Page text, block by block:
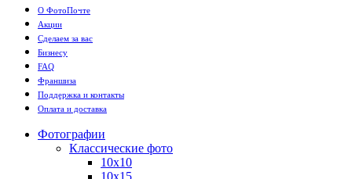
О ФотоПочте
Акции
Сделаем за вас
Бизнесу
FAQ
Франшиза
Поддержка и контакты
Оплата и доставка
Фотографии
Классические фото
10х10
10х15